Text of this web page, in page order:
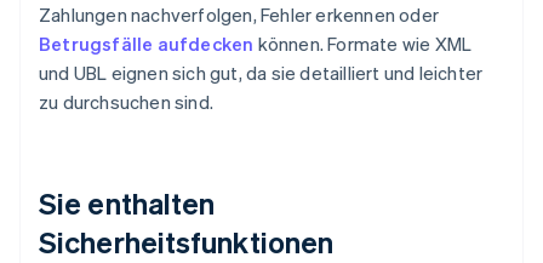
Zahlungen nachverfolgen, Fehler erkennen oder
Betrugsfälle aufdecken können. Formate wie XML
und UBL eignen sich gut, da sie detailliert und leichter
zu durchsuchen sind.
Sie enthalten
Sicherheitsfunktionen